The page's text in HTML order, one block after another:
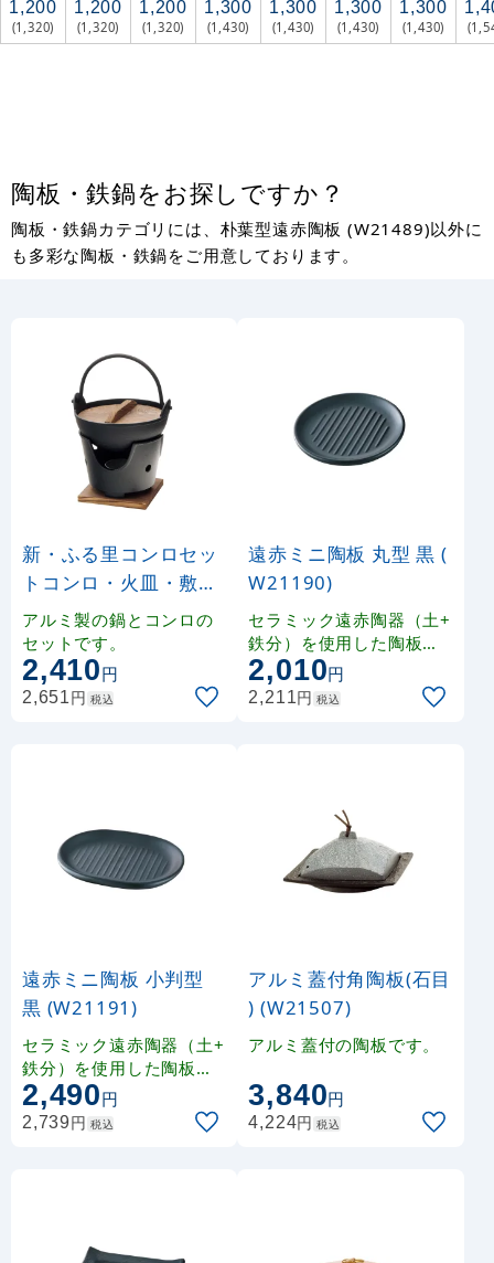
1,200
(1,320)
1,200
(1,320)
1,200
(1,320)
1,300
(1,430)
1,300
(1,430)
1,300
(1,430)
1,300
(1,430)
陶板・鉄鍋をお探しですか？
陶板・鉄鍋カテゴリには、朴葉型遠赤陶板 (W21489)以外に
も多彩な陶板・鉄鍋をご用意しております。
新・ふる里コンロセッ
トコンロ・火皿・敷板
付 (W80026)
アルミ製の鍋とコンロの
セットです。
2,410円
2,651円 税込
遠赤ミニ陶板 丸型 黒 (
W21190)
セラミック遠赤陶器（土+
鉄分）を使用した陶板で
す。
2,010円
2,211円 税込
遠赤ミニ陶板 小判型
黒 (W21191)
セラミック遠赤陶器（土+
鉄分）を使用した陶板で
す。
2,490円
2,739円 税込
アルミ蓋付角陶板(石目
) (W21507)
アルミ蓋付の陶板です。
3,840円
4,224円 税込